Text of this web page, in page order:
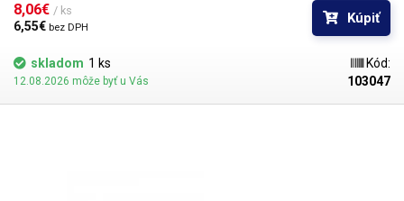
8,06€ / ks
6,55€ bez DPH
Kúpiť
skladom 1 ks
12.08.2026 môže byť u Vás
Kód:
103047